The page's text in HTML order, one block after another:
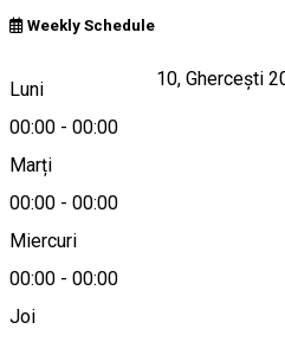
Weekly Schedule
Luni
00:00 - 00:00
Marți
00:00 - 00:00
Miercuri
00:00 - 00:00
Joi
Strada Aviatorilor 10, Ghercești
Hartă